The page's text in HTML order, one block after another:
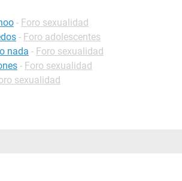
- Foro sexualidad
- Foro adolescentes
nada - Foro sexualidad
- Foro sexualidad
sexualidad